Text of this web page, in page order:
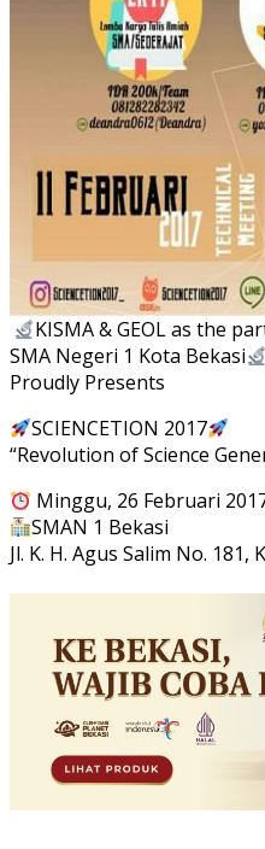
KISMA & GEOL as the
SMA Negeri 1 Kota Bekasi
Proudly Presents
SCIENCETION 2017
“Revolution of Science
Minggu, 26 Februari
SMAN 1 Bekasi
Jl. K. H. Agus Salim No. 181,